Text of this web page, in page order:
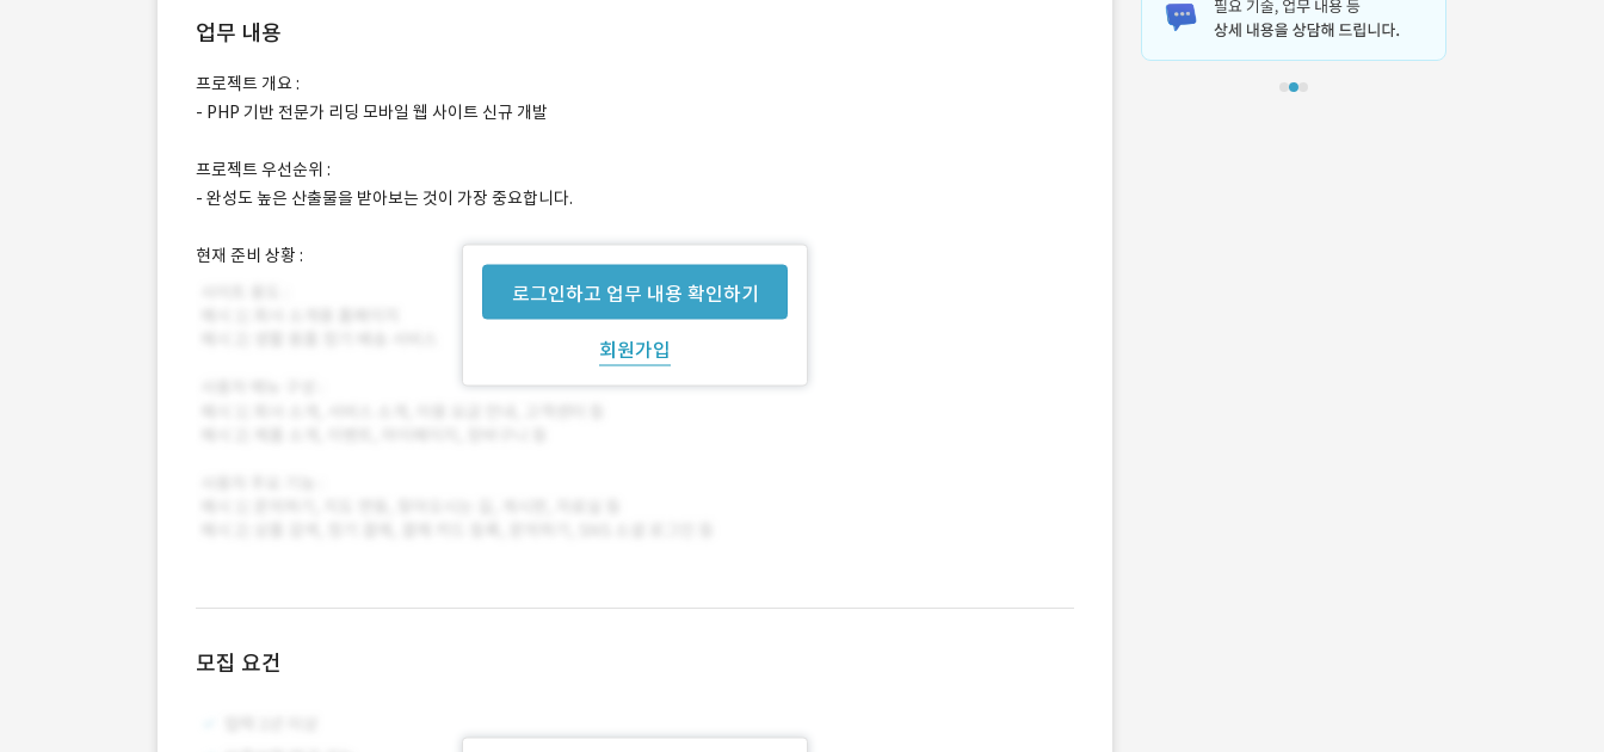
업무 내용
로그인하고 업무 내용 확인하기
회원가입
프로젝트 개요 :
- PHP 기반 전문가 리딩 모바일 웹 사이트 신규 개발
프로젝트 우선순위 :
- 완성도 높은 산출물을 받아보는 것이 가장 중요합니다.
현재 준비 상황 :
모집 요건